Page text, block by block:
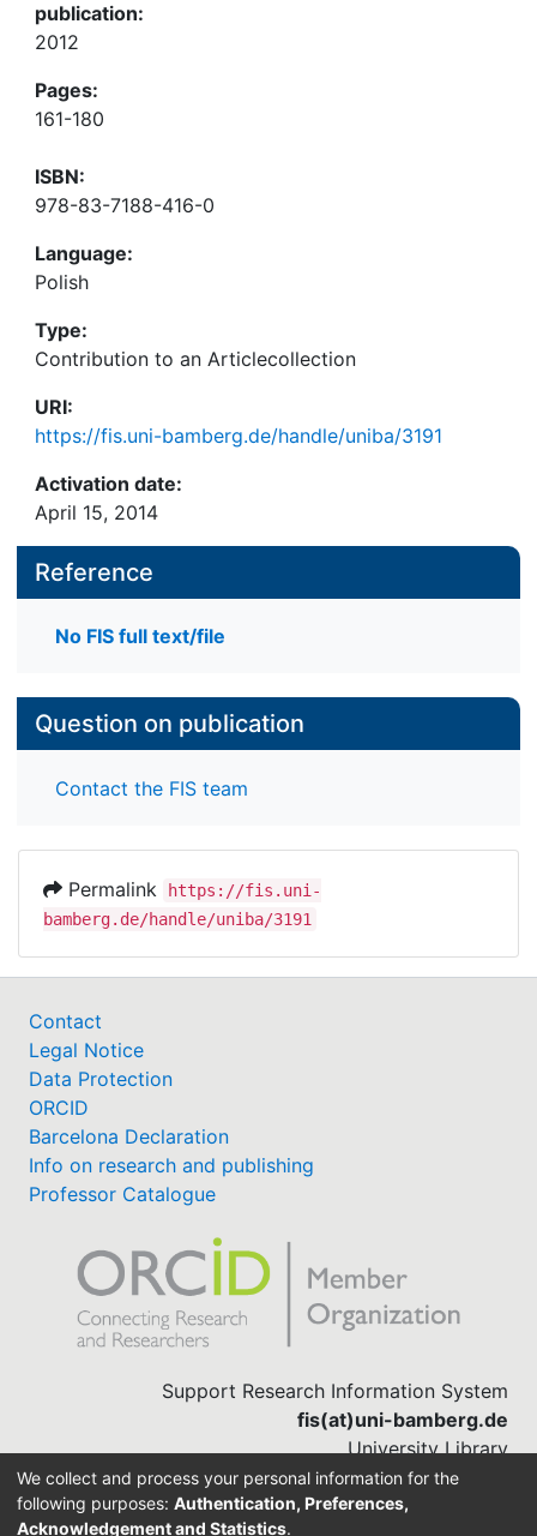
publication:
2012
Pages:
161-180
ISBN:
978-83-7188-416-0
Language:
Polish
Type:
Contribution to an Articlecollection
URI:
https://fis.uni-bamberg.de/handle/uniba/3191
Activation date:
April 15, 2014
Reference
No FIS full text/file
Question on publication
Contact the FIS team
Permalink
https://fis.uni-
bamberg.de/handle/uniba/3191
Contact
Legal Notice
Data Protection
ORCID
Barcelona Declaration
Info on research and publishing
Professor Catalogue
Support Research Information System
fis(at)uni-bamberg.de
University Library
(0951) 863-1568
We collect and process your personal information for the
following purposes: Authentication, Preferences,
Acknowledgement and Statistics.